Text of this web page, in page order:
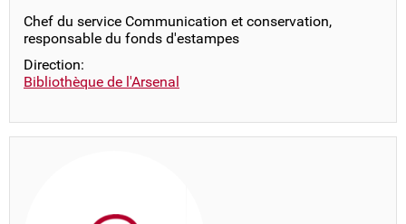
Chef du service Communication et conservation,
responsable du fonds d'estampes
Direction:
Bibliothèque de l'Arsenal